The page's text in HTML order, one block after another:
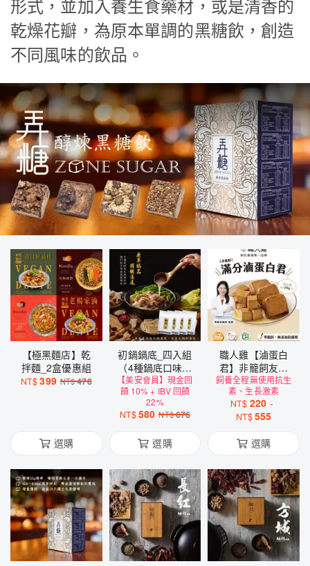
形式，並加入養生食藥材，或是清香的
乾燥花瓣，為原本單調的黑糖飲，創造
不同風味的飲品。
【極黑麵店】乾
拌麵_2盒優惠組
NT$399 NT$478
選購
初鍋鍋底_四入組
（4種鍋底口味任
選）
【美安會員】現金回
饋 10% + IBV 回饋
22%
NT$580 NT$676
選購
職人雞【滷蛋白
君】非籠飼友善
雞蛋使用／動物
福利標章
飼養全程無使用抗生
素、生長激素
NT$ 220 -
NT$555
選購